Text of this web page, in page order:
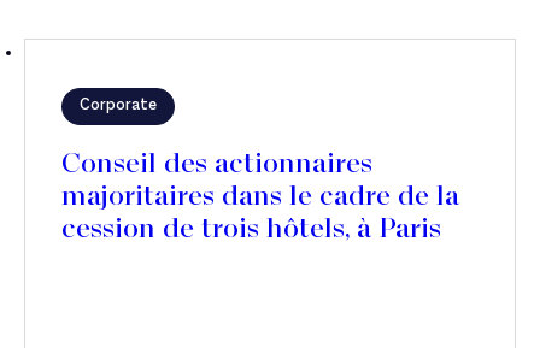
Corporate
Conseil des actionnaires
majoritaires dans le cadre de la
cession de trois hôtels, à Paris